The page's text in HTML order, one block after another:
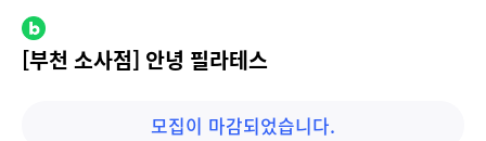
[부천 소사점] 안녕 필라테스
모집이 마감되었습니다.